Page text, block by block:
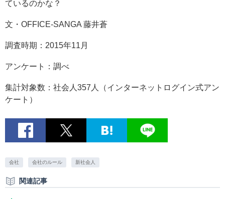
ているのかな？
文・OFFICE-SANGA 藤井蒼
調査時期：2015年11月
アンケート：調べ
集計対象数：社会人357人（インターネットログイン式アン
ケート）
会社 会社のルール 新社会人
関連記事